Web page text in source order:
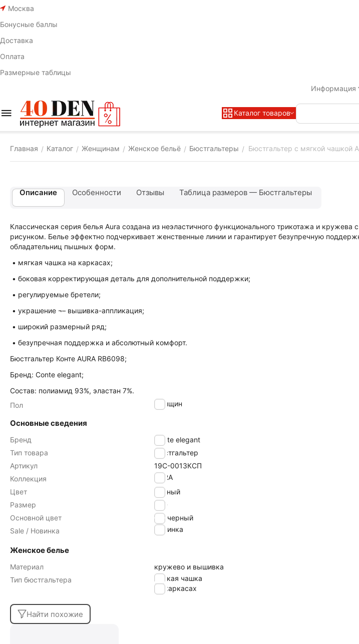
Москва
Бонусные баллы
Доставка
Оплата
Размерные таблицы
Информация
Каталог товаров
Главная / Каталог / Женщинам / Женское бельё / Бюстгальтеры / Бюстгальтер с мягкой чашкой
Описание Особенности Отзывы Таблица размеров — Бюстгальтеры
Классическая серия белья Aura создана из неэластичного функционального трикотажа и кружева
рисунком. Белье эффектно подчеркивает женственные линии и гарантирует безупречную
обладательниц пышных форм.
• мягкая чашка на каркасах;
• боковая корректирующая деталь для дополнительной поддержки;
• регулируемые бретели;
• украшение ¬– вышивка-аппликация;
• широкий размерный ряд;
• безупречная поддержка и абсолютный комфорт.
Бюстгальтер Конте AURA RB6098;
Бренд: Conte elegant;
Состав: полиамид 93%, эластан 7%.
Пол
женщин
Основные сведения
Бренд
Conte elegant
Тип товара
Бюстгальтер
Артикул
19С-0013КСП
Коллекция
AURA
Цвет
черный
Размер
75D
Основной цвет
черный
Sale / Новинка
Новинка
Женское белье
Материал
кружево и вышивка
Тип бюстгальтера
мягкая чашка
на каркасах
Найти похожие